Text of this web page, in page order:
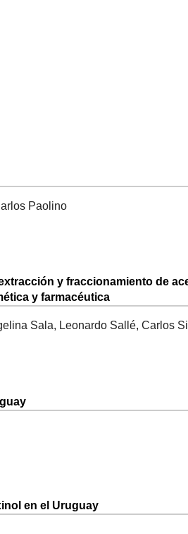
Paolino
y fraccionamiento de
y farmacéutica
Sala, Leonardo Sallé, Carlos
en el Uruguay